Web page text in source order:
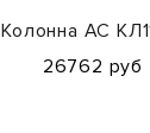
Колонна АС
26762 руб